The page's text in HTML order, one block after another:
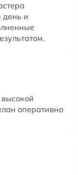
день и
оперативно